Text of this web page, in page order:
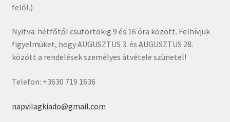
felől.)
Nyitva: hétfőtől csütörtökig 9 és 16 óra között. Felhívjuk
figyelmüket, hogy AUGUSZTUS 3. és AUGUSZTUS 28.
között a rendelések személyes átvétele szünetel!
Telefon: +3630 719 1636
napvilagkiado@gmail.com